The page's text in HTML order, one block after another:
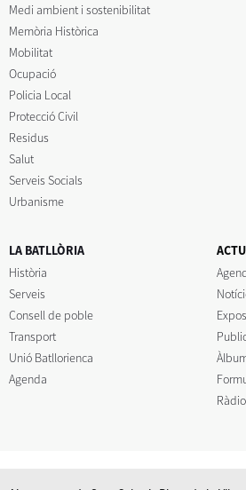
Medi ambient i sostenibilitat
Memòria Històrica
Mobilitat
Ocupació
Policia Local
Protecció Civil
Residus
Salut
Serveis Socials
Urbanisme
LA BATLLÒRIA
Història
Serveis
Consell de poble
Transport
Unió Batllorienca
Agenda